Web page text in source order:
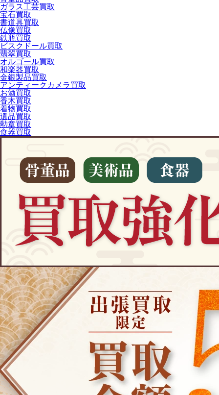
ガラス工芸買取
宝石買取
書道具買取
仏像買取
鉄瓶買取
ビスクドール買取
翡翠買取
オルゴール買取
和楽器買取
金銀製品買取
アンティークカメラ買取
お酒買取
香木買取
着物買取
遺品買取
勲章買取
食器買取